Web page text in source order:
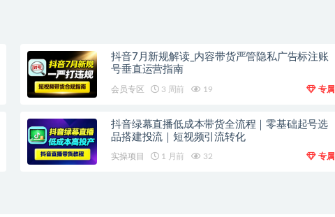
抖音7月新规解读_内容带货严管隐私广告标注账
号垂直运营指南
会员专区 3 周前 19 专属
抖音绿幕直播低成本带货全流程｜零基础起号选
品搭建投流｜短视频引流转化
实操项目 1 月前 32 专属